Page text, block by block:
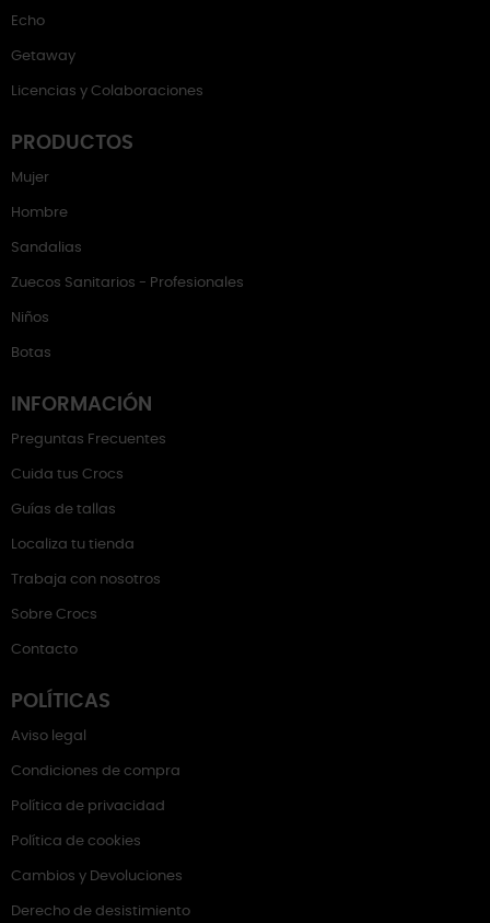
Echo
Getaway
Licencias y Colaboraciones
PRODUCTOS
Mujer
Hombre
Sandalias
Zuecos Sanitarios - Profesionales
Niños
Botas
INFORMACIÓN
Preguntas Frecuentes
Cuida tus Crocs
Guías de tallas
Localiza tu tienda
Trabaja con nosotros
Sobre Crocs
Contacto
POLÍTICAS
Aviso legal
Condiciones de compra
Política de privacidad
Política de cookies
Cambios y Devoluciones
Derecho de desistimiento